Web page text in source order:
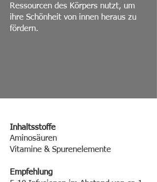
Ressourcen des Körpers nutzt, um
ihre Schönheit von innen heraus zu
fördern.
Inhaltsstoffe
Aminosäuren
Vitamine & Spurenelemente
Empfehlung